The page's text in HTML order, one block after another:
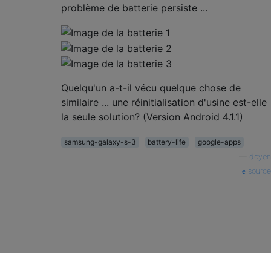
problème de batterie persiste ...
Quelqu'un a-t-il vécu quelque chose de
similaire ... une réinitialisation d'usine est-elle
la seule solution? (Version Android 4.1.1)
samsung-galaxy-s-3 battery-life
google-apps
doyen
source